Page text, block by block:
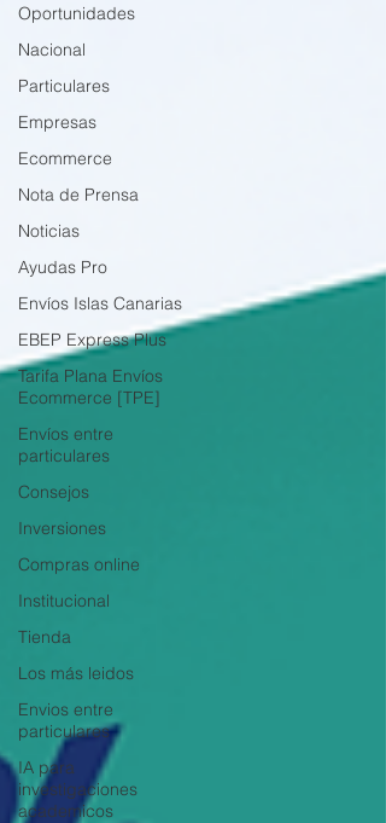
Oportunidades
Nacional
Particulares
Empresas
Ecommerce
Nota de Prensa
Noticias
Ayudas Pro
Envíos Islas Canarias
EBEP Express Plus
Tarifa Plana Envíos
Ecommerce [TPE]
Envíos entre
particulares
Consejos
Inversiones
Compras online
Institucional
Tienda
Los más leidos
Envios entre
particulares
IA para
investigaciones
academicos